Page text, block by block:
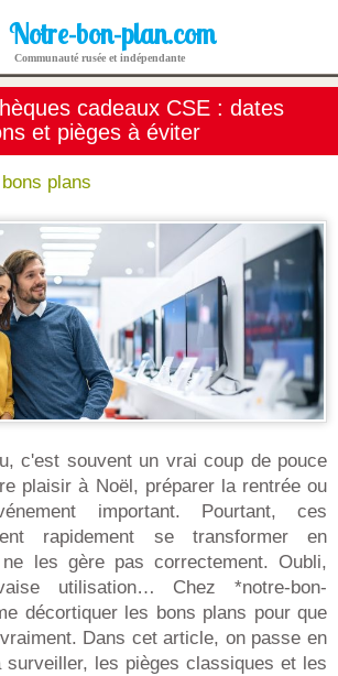
Notre-bon-plan.com
Communauté rusée et indépendante
cadeaux CSE : dates
et pièges à éviter
plans
c'est souvent un vrai coup de pouce
plaisir à Noël, préparer la rentrée ou
important. Pourtant, ces
rapidement se transformer en
les gère pas correctement. Oubli,
utilisation… Chez *notre-bon-
décortiquer les bons plans pour que
Dans cet article, on passe en
surveiller, les pièges classiques et les